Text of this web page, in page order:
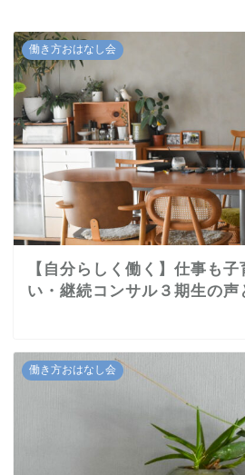
働き方おはなし会
【自分らしく働く】仕事も
い・継続コンサル３期生の声
働き方おはなし会